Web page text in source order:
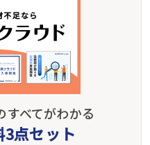
すべてがわかる
3点セット